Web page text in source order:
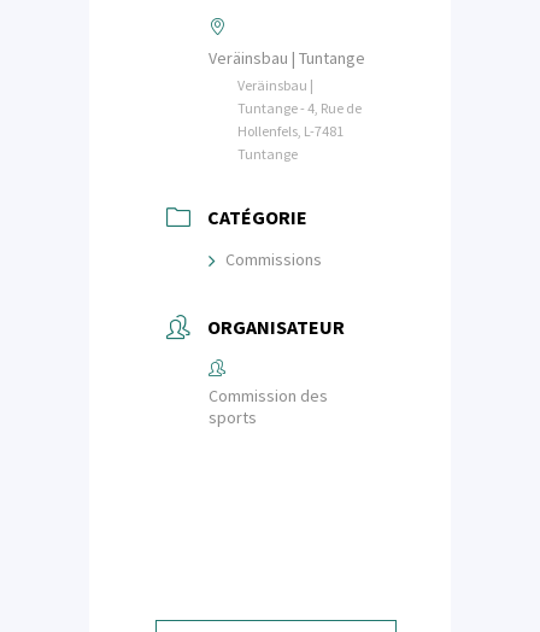
Veräinsbau | Tuntange
Veräinsbau |
Tuntange - 4, Rue de
Hollenfels, L-7481
Tuntange
CATÉGORIE
Commissions
ORGANISATEUR
Commission des
sports